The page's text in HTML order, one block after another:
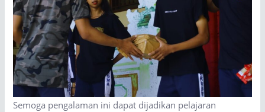
Semoga pengalaman ini dapat dijadikan pelajaran